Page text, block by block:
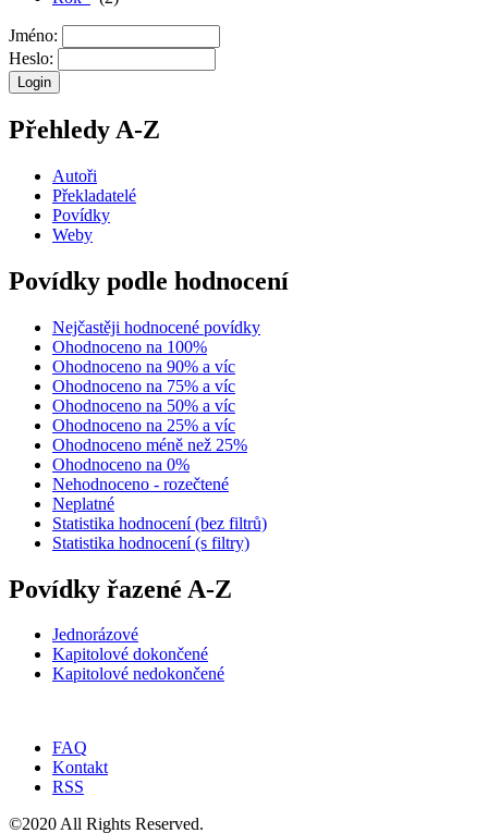
Jméno:
Heslo:
Přehledy A-Z
Autoři
Překladatelé
Povídky
Weby
Povídky podle hodnocení
Nejčastěji hodnocené povídky
Ohodnoceno na 100%
Ohodnoceno na 90% a víc
Ohodnoceno na 75% a víc
Ohodnoceno na 50% a víc
Ohodnoceno na 25% a víc
Ohodnoceno méně než 25%
Ohodnoceno na 0%
Nehodnoceno - rozečtené
Neplatné
Statistika hodnocení (bez filtrů)
Statistika hodnocení (s filtry)
Povídky řazené A-Z
Jednorázové
Kapitolové dokončené
Kapitolové nedokončené
FAQ
Kontakt
RSS
©2020 All Rights Reserved.